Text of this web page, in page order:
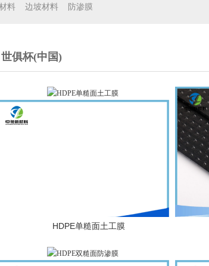
料 边坡材料 防渗膜
世俱杯(中国)
HDPE单糙面土工膜